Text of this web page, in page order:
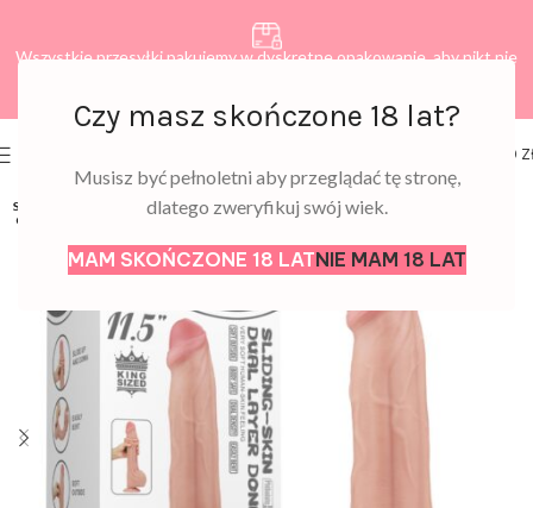
Czy masz skończone 18 lat?
Musisz być pełnoletni aby przeglądać tę stronę,
dlatego zweryfikuj swój wiek.
MAM SKOŃCZONE 18 LATNIE MAM 18 LAT
Wszystkie przesyłki pakujemy w dyskretne opakowanie, aby nikt nie
0,00
SOLD
OUT